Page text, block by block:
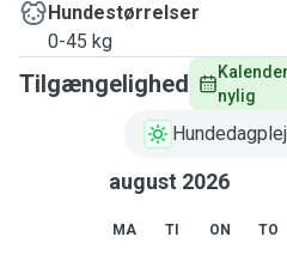
Hundestørrelser
0-45 kg
Tilgængelighed
nylig
august 2026
MA TI ON TO